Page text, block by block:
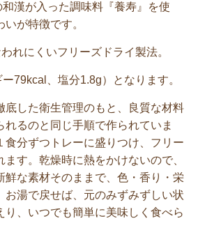
漢が入った調味料『養寿』を使
が特徴です。
れにくいフリーズドライ製法。
79kcal、塩分1.8g）となります。
底した衛生管理のもと、良質な材料
れるのと同じ手順で作られていま
食分ずつトレーに盛りつけ、フリー
す。乾燥時に熱をかけないので、
鮮な素材そのままで、色・香り・栄
お湯で戻せば、元のみずみずしい状
り、いつでも簡単に美味しく食べら